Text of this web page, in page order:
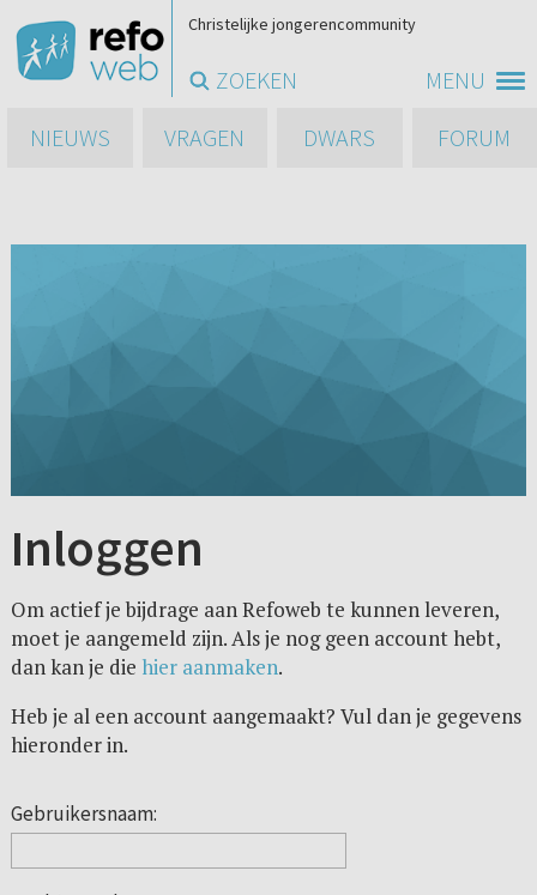
MENU
Christelijke jongerencommunity
ZOEKEN
NIEUWS
VRAGEN DWARS FORUM
Inloggen
Om actief je bijdrage aan Refoweb te kunnen leveren,
moet je aangemeld zijn. Als je nog geen account hebt,
dan kan je die hier aanmaken.
Heb je al een account aangemaakt? Vul dan je gegevens
hieronder in.
Gebruikersnaam: